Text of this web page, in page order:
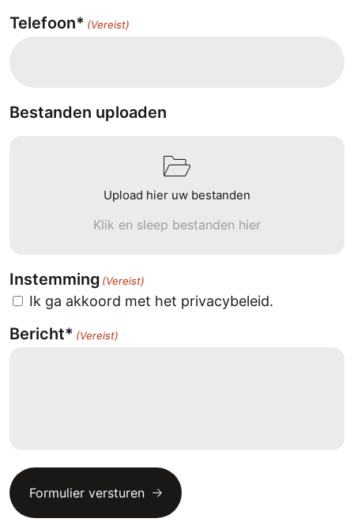
Telefoon* (Vereist)
Bestanden uploaden
Upload hier uw bestanden
Klik en sleep bestanden hier
Instemming (Vereist)
Ik ga akkoord met het privacybeleid.
Bericht* (Vereist)